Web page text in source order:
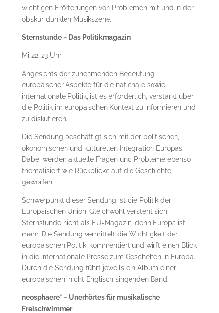
wichtigen Erörterungen von Problemen mit und in der
obskur-dunklen Musikszene.
Sternstunde – Das Politikmagazin
Mi 22-23 Uhr
Angesichts der zunehmenden Bedeutung
europäischer Aspekte für die nationale sowie
internationale Politik, ist es erforderlich, verstärkt über
die Politik im europäischen Kontext zu informieren und
zu diskutieren.
Die Sendung beschäftigt sich mit der politischen,
ökonomischen und kulturellen Integration Europas.
Dabei werden aktuelle Fragen und Probleme ebenso
thematisiert wie Rückblicke auf die Geschichte
geworfen.
Schwerpunkt dieser Sendung ist die Politik der
Europäischen Union. Gleichwohl versteht sich
Sternstunde nicht als EU-Magazin, denn Europa ist
mehr. Die Sendung vermittelt die Wichtigkeit der
europäischen Politik, kommentiert und wirft einen Blick
in die internationale Presse zum Geschehen in Europa.
Durch die Sendung führt jeweils ein Album einer
europäischen, nicht Englisch singenden Band.
neosphaere* – Unerhörtes für musikalische
Freischwimmer